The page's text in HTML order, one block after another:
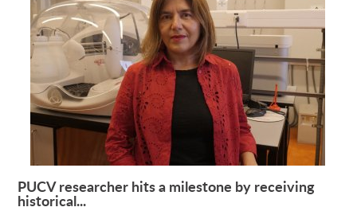
Leer más +
PUCV researcher hits a milestone by receiving
historical...